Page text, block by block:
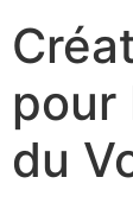
pour
du